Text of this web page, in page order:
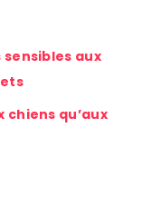
aux
chiens qu’aux